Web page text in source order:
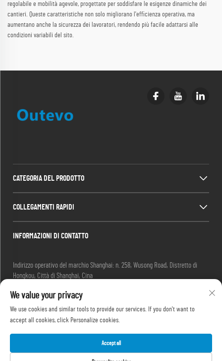
regolabile e mobilità agevole, progettate per soddisfare le esigenze dinamiche dei
cantieri. Queste caratteristiche non solo migliorano l'efficienza operativa, ma
aumentano anche la sicurezza dei lavoratori, rendendo più facile adattarsi alle
condizioni variabili del sito.
CATEGORIA DEL PRODOTTO
COLLEGAMENTI RAPIDI
INFORMAZIONI DI CONTATTO
Indirizzo operativo del marchio Shanghai: n. 258, Wusong Road, Distretto di
Hongkou, Città di Shanghai, Cina
Tel: +86-13280087620
Tel:+86-13280035385
Tel:+86-13280039195
Diritti d'autore © 2025 di Shanghai Outevo Machinery Co.,Ltd -
We value your privacy
We use cookies and similar tools to provide our services. If you don't want to
accept all cookies, click Personalize cookies.
Accept all